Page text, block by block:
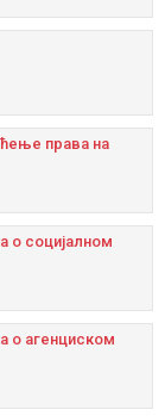
права на
о социјалном
о агенциском